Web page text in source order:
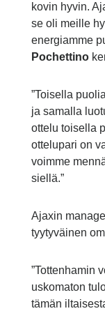
kovin hyvin.
se oli meille
energiamme
Pochettino
”Toisella
ja samalla
ottelu toisella
ottelupari on
voimme
siellä.”
Ajaxin
tyytyväinen
”Tottenhamin
uskomaton
tämän